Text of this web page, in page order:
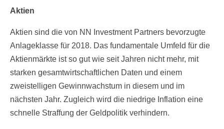
Aktien
Aktien sind die von NN Investment Partners bevorzugte
Anlageklasse für 2018. Das fundamentale Umfeld für die
Aktienmärkte ist so gut wie seit Jahren nicht mehr, mit
starken gesamtwirtschaftlichen Daten und einem
zweistelligen Gewinnwachstum in diesem und im
nächsten Jahr. Zugleich wird die niedrige Inflation eine
schnelle Straffung der Geldpolitik verhindern.